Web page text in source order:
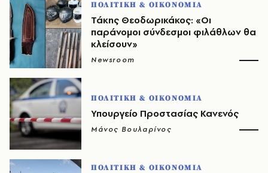
ΠΟΛΙΤΙΚΗ & ΟΙΚΟΝΟΜΙΑ
Τάκης Θεοδωρικάκος: «Οι
παράνομοι σύνδεσμοι φιλάθλων θα
κλείσουν»
Newsroom
ΠΟΛΙΤΙΚΗ & ΟΙΚΟΝΟΜΙΑ
Υπουργείο Προστασίας Κανενός
Μάνος Βουλαρίνος
ΠΟΛΙΤΙΚΗ & ΟΙΚΟΝΟΜΙΑ